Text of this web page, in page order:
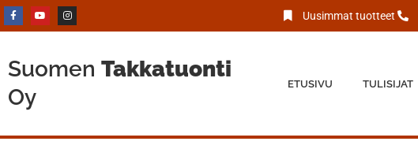
Uusimmat tuotteet
Suomen Takkatuonti
Oy
ETUSIVU TULISIJAT